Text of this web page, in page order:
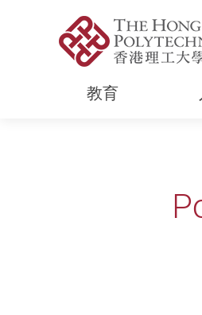
教育